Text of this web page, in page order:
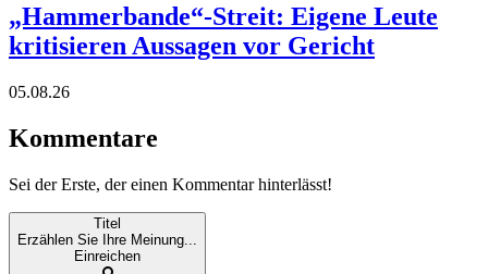
„Hammerbande“-Streit: Eigene Leute
kritisieren Aussagen vor Gericht
05.08.26
Kommentare
Sei der Erste, der einen Kommentar hinterlässt!
Titel
Erzählen Sie Ihre Meinung...
Einreichen